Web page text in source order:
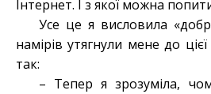
Інтернет. І з якої можна
Усе це я висловила
намірів утягнули мене до
так:
– Тепер я зрозуміла,